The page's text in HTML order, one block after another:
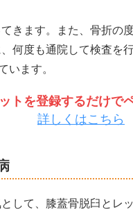
きます。また、骨折の
何度も通院して検査を
ます。
トを登録するだけで
詳しくはこちら
して、膝蓋骨脱臼とレ